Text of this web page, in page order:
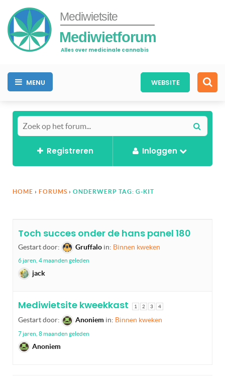
Mediwietsite
Mediwietforum
Alles over medicinale cannabis
MENU WEBSITE
Registreren Inloggen
HOME › FORUMS › ONDERWERP TAG: G-KIT
Toch succes onder de hans panel 180
Gestart door: Gruffalo in: Binnen kweken
6 jaren, 4 maanden geleden
jack
Mediwietsite kweekkast 1 2 3 4
Gestart door: Anoniem in: Binnen kweken
7 jaren, 8 maanden geleden
Anoniem